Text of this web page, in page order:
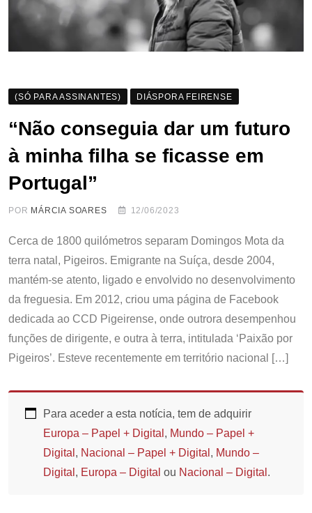
(SÓ PARA ASSINANTES) DIÁSPORA FEIRENSE
“Não conseguia dar um futuro
à minha filha se ficasse em
Portugal”
POR MÁRCIA SOARES 12/06/2023
Cerca de 1800 quilómetros separam Domingos Mota da
terra natal, Pigeiros. Emigrante na Suíça, desde 2004,
mantém-se atento, ligado e envolvido no desenvolvimento
da freguesia. Em 2012, criou uma página de Facebook
dedicada ao CCD Pigeirense, onde outrora desempenhou
funções de dirigente, e outra à terra, intitulada ‘Paixão por
Pigeiros’. Esteve recentemente em território nacional […]
Para aceder a esta notícia, tem de adquirir
Europa – Papel + Digital , Mundo – Papel +
Digital , Nacional – Papel + Digital , Mundo –
Digital , Europa – Digital ou Nacional – Digital .